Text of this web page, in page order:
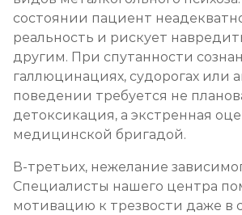
состоянии пациент
реальность и рискует
другим. При спутанности
галлюцинациях, судорогах или
поведении требуется не
детоксикация, а экстренная
медицинской бригадой.
В-третьих, нежелание
Специалисты нашего центра
мотивацию к трезвости даже в